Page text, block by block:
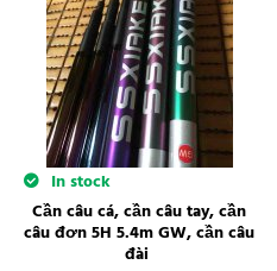
In stock
Cần câu cá, cần câu tay, cần
câu đơn 5H 5.4m GW, cần câu
đài